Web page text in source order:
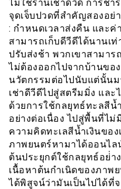
ไม่ใช่ร้านเช่าดีวืดี การชำ
จุดเจ็บปวดที่สำคัญสองอย่
: กำหนดเวลาส่งคืน และ
สามารถเก็บดีวีดีได้นานเ
ปรับส่งช้า พวกเขาสามาร
ไม่ต้องออกไปจากบ้านขอ
นวัตกรรมต่อไปนับแต่นั้นม
เช่าดีวีดีไปสู่สตรีมมิ่ง และ
ด้วยการใช้กลยุทธ์ทะลสีน้
อย่างต่อเนื่อง ไปสู่พื้นที่ไ
ความคิดทะเลสีน้ำเงินขอ
ภาพยนตร์หามาได้ออนไล
ต้นประยุกต์ใช้กลยุทธ์อย่่า
เนื้อหาต้นกำเนิดของภาพ
ได้พิสูจน์ว่ามันเป็นไปได้ที่